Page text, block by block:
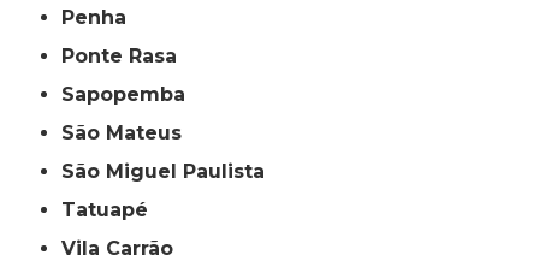
Penha
Ponte Rasa
Sapopemba
São Mateus
São Miguel Paulista
Tatuapé
Vila Carrão